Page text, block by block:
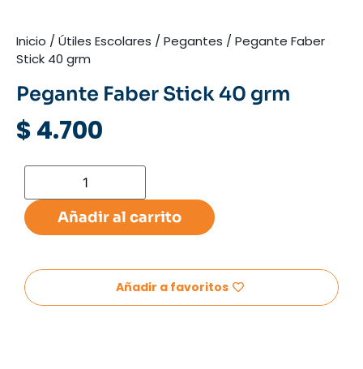
Inicio / Útiles Escolares / Pegantes / Pegante Faber
Stick 40 grm
Pegante Faber Stick 40 grm
$4.700
Añadir al carrito
Añadir a favoritos